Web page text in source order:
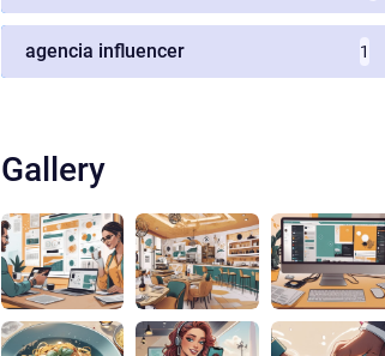
agencia influencer 1
Gallery